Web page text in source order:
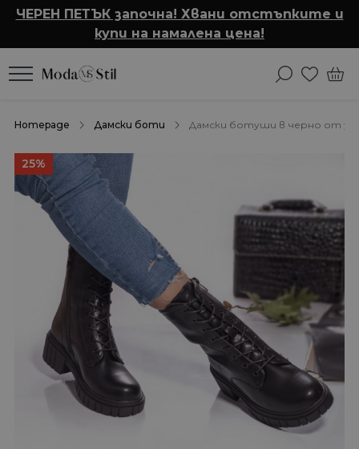
ЧЕРЕН ПЕТЪК започна! Хвани отстъпките и
купи на намалена цена!
Homepage Дамски боти Дамски ботуши в черно от
25%